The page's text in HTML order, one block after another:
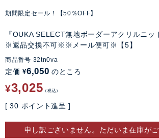
期間限定セール！【50％OFF】
『OUKA SELECT無地ボーダーアクリルニッ
※返品交換不可※※メール便可※【5】
商品番号 32tn0va
定価 ¥6,050 のところ
¥3,025 税込
[ 30 ポイント進呈 ]
申し訳ございません。ただいま在庫がご